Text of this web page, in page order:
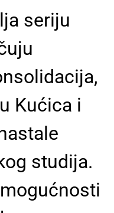
seriju
Kućica i
studija.